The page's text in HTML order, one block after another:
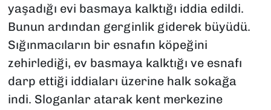
yaşadığı evi basmaya kalktığı iddia edildi.
Bunun ardından gerginlik giderek büyüdü.
Sığınmacıların bir esnafın köpeğini
zehirlediği, ev basmaya kalktığı ve esnafı
darp ettiği iddiaları üzerine halk sokağa
indi. Sloganlar atarak kent merkezine